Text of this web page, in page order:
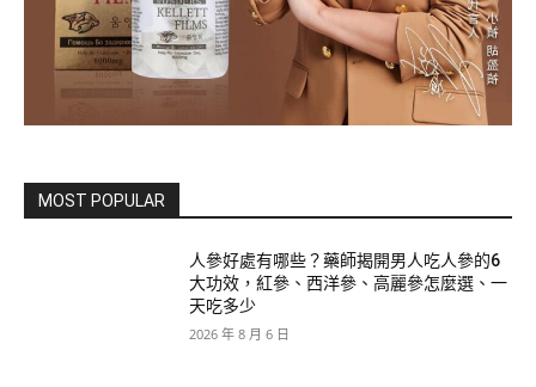
MOST POPULAR
人參好處有哪些？藥師揭開男人吃人參的6
大功效，紅參、西洋參、高麗參怎麼選、一
天吃多少
2026 年 8 月 6 日